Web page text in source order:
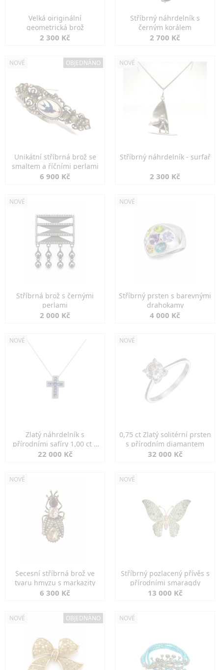
Velká oiriginální
geometrická brož
2 300 Kč
Stříbrný náhrdelník s
černým korálem
2 700 Kč
NOVÉ OBJEDNÁNO
Unikátní stříbrná brož se
smaltem a říčními perlami
6 900 Kč
NOVÉ
Stříbrný náhrdelník - surfař
2 300 Kč
NOVÉ
Stříbrná brož s černými
perlami
2 000 Kč
NOVÉ
Stříbrný prsten s barevnými
drahokamy
4 000 Kč
NOVÉ
Zlatý náhrdelník s
přírodními safíry 1,00 ct a
diamanty
22 000 Kč
NOVÉ
0,75 ct Zlatý solitérní prsten
s přírodním diamantem
32 000 Kč
NOVÉ
Secesní stříbrná brož ve
tvaru hmyzu s markazity
6 300 Kč
NOVÉ
Stříbrný pozlacený přívěs s
přírodními smaragdy
13 000 Kč
NOVÉ OBJEDNÁNO NOVÉ